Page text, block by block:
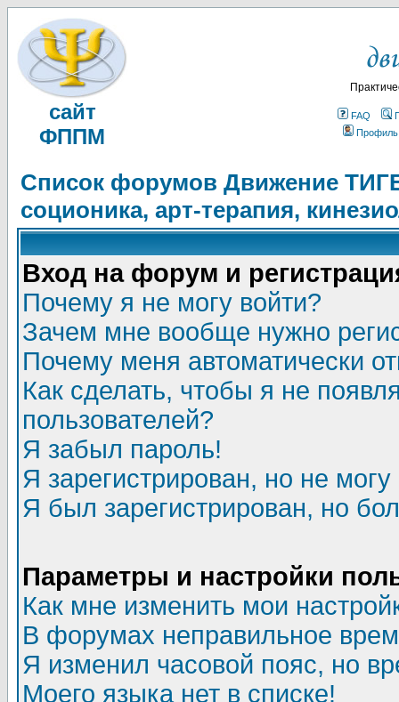
сайт
ФППМ
FAQ
Профиль
Список форумов Движение
соционика, арт-терапия,
Вход на форум и
Почему я не могу войти?
Зачем мне вообще нужно
Почему меня автоматически
Как сделать, чтобы я не
пользователей?
Я забыл пароль!
Я зарегистрирован, но не могу
Я был зарегистрирован, но
Параметры и настройки
Как мне изменить мои
В форумах неправильное
Я изменил часовой пояс, но
Моего языка нет в списке!